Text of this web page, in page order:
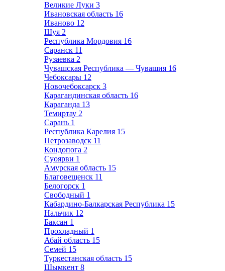
Великие Луки 3
Ивановская область 16
Иваново 12
Шуя 2
Республика Мордовия 16
Саранск 11
Рузаевка 2
Чувашская Республика — Чувашия 16
Чебоксары 12
Новочебоксарск 3
Карагандинская область 16
Караганда 13
Темиртау 2
Сарань 1
Республика Карелия 15
Петрозаводск 11
Кондопога 2
Суоярви 1
Амурская область 15
Благовещенск 11
Белогорск 1
Свободный 1
Кабардино-Балкарская Республика 15
Нальчик 12
Баксан 1
Прохладный 1
Абай область 15
Семей 15
Туркестанская область 15
Шымкент 8